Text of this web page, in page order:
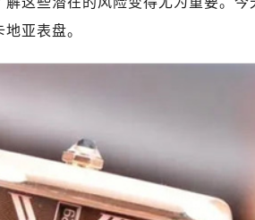
亚表盘。